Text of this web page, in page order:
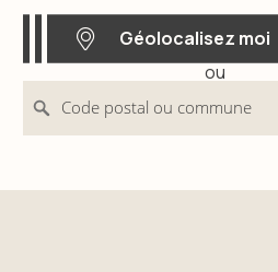
Géolocalisez moi
Géolocalisez moi
ou
Code postal ou commune